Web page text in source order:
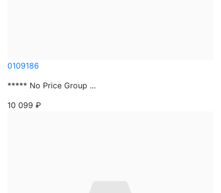
0109186
***** No Price Group ...
10 099 ₽